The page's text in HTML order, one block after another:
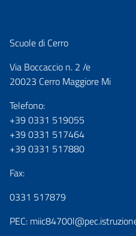
Scuole di Cerro
Via Boccaccio n. 2 /e
20023 Cerro Maggiore Mi
Telefono:
+39 0331 519055
+39 0331 517464
+39 0331 517880
Fax:
0331 517879
PEC: